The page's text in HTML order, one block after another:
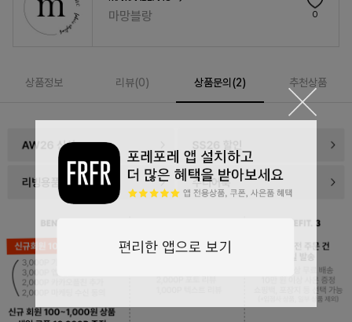
마망블랑 0
상품정보 리뷰(0) 상품문의(2) 추천상품